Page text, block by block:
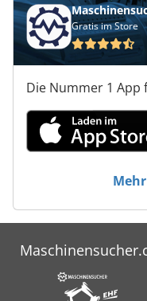
Gratis im Store
Die Nummer 1